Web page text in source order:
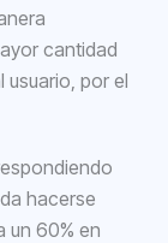
cantidad
usuario, por el
hacerse
un 60% en